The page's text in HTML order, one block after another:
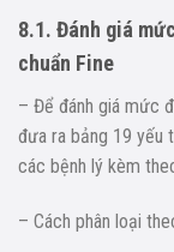
8.1. Đánh giá
chuẩn Fine
– Để đánh giá mức
đưa ra bảng 19 yếu
các bệnh lý kèm
– Cách phân loại